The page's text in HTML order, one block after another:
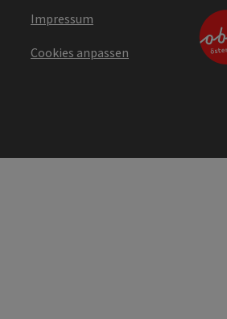
Impressum
Cookies anpassen